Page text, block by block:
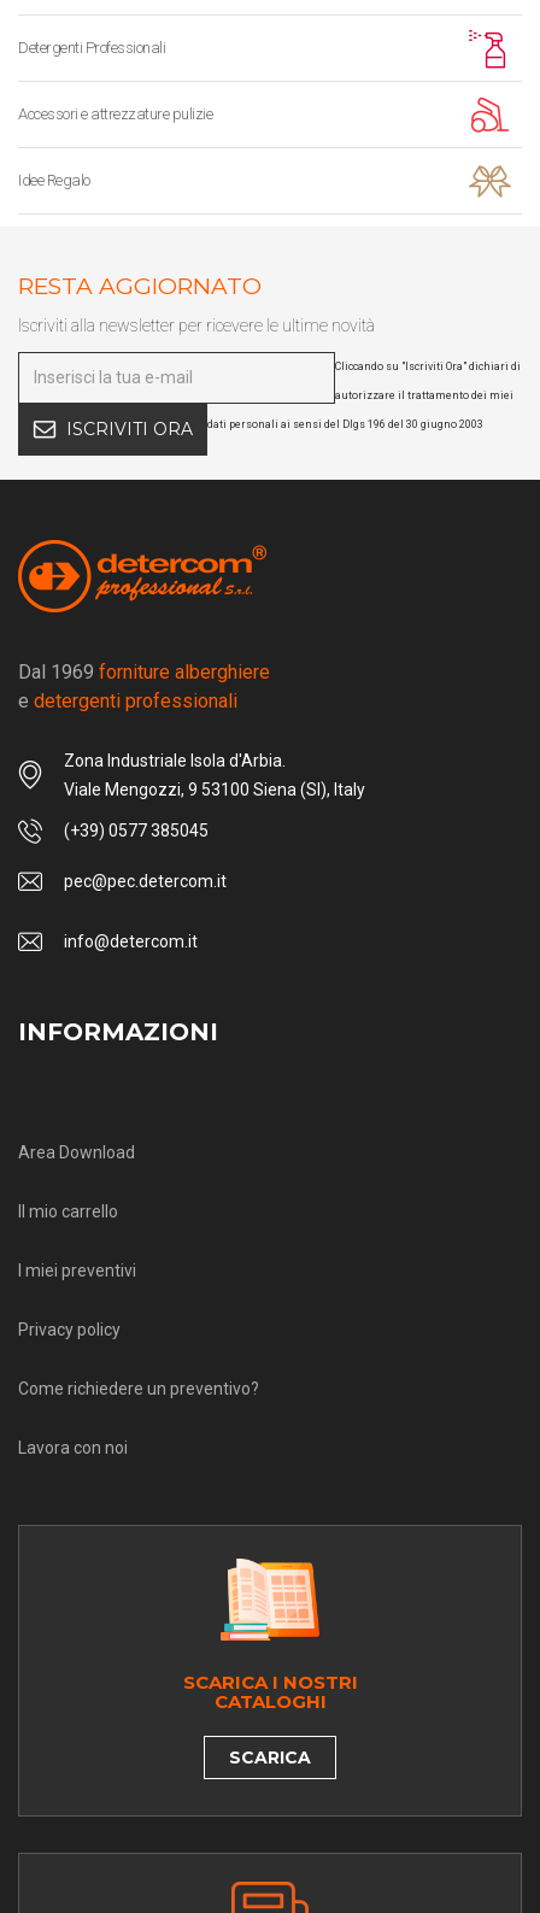
Detergenti Professionali
Accessori e attrezzature pulizie
Idee Regalo
RESTA AGGIORNATO
Iscriviti alla newsletter per ricevere le ultime novità
ISCRIVITI ORA
Cliccando su "Iscriviti Ora" dichiari di
autorizzare il trattamento dei miei
dati personali ai sensi del Dlgs 196 del 30 giugno 2003
Dal 1969 forniture alberghiere
e detergenti professionali
Zona Industriale Isola d'Arbia.
Viale Mengozzi, 9 53100 Siena (SI), Italy
(+39) 0577 385045
pec@pec.detercom.it
info@detercom.it
INFORMAZIONI
Area Download
Il mio carrello
I miei preventivi
Privacy policy
Come richiedere un preventivo?
Lavora con noi
SCARICA I NOSTRI
CATALOGHI
SCARICA